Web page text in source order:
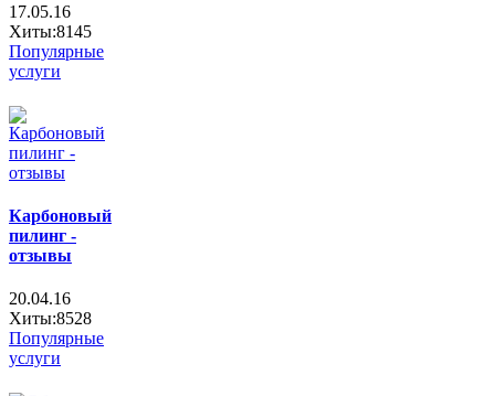
17.05.16
Хиты:8145
Популярные
услуги
Карбоновый
пилинг -
отзывы
20.04.16
Хиты:8528
Популярные
услуги